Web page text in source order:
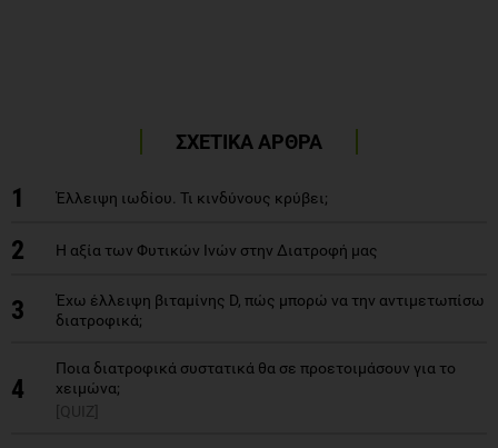
ΣΧΕΤΙΚΑ ΑΡΘΡΑ
1 Έλλειψη ιωδίου. Τι κινδύνους κρύβει;
2 Η αξία των Φυτικών Ινών στην Διατροφή μας
3
Έχω έλλειψη βιταμίνης D, πώς μπορώ να την αντιμετωπίσω
διατροφικά;
4
Ποια διατροφικά συστατικά θα σε προετοιμάσουν για το
χειμώνα;
[QUIZ]